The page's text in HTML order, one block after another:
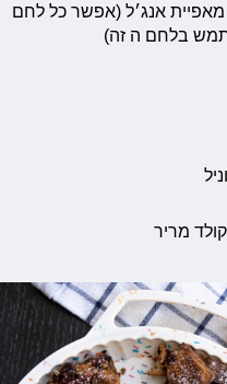
מאפיית אנג׳ל (אפשר כל לחם
בלחם ה זה)
מריר